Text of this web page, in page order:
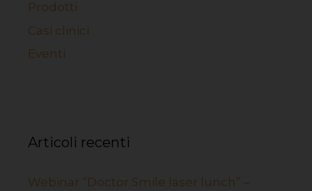
Prodotti
Casi clinici
Eventi
Articoli recenti
Webinar “Doctor Smile laser lunch” –